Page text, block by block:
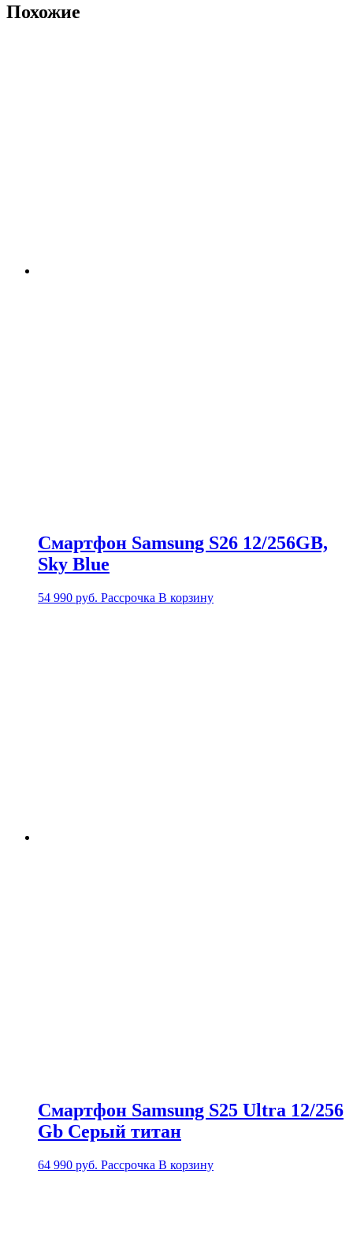
Похожие
Смартфон Samsung S26 12/256GB,
Sky Blue
54 990 руб. Рассрочка В корзину
Смартфон Samsung S25 Ultra 12/256
Gb Серый титан
64 990 руб. Рассрочка В корзину